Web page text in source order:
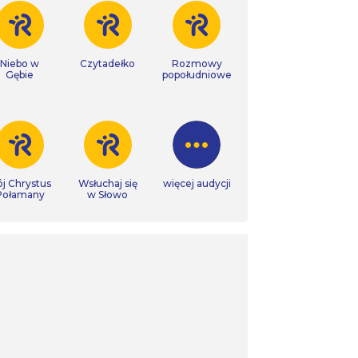
Niebo w
Gębie
Czytadełko
Rozmowy
popołudniowe
Chrystus
Wsłuchaj się
w Słowo
więcej audycji